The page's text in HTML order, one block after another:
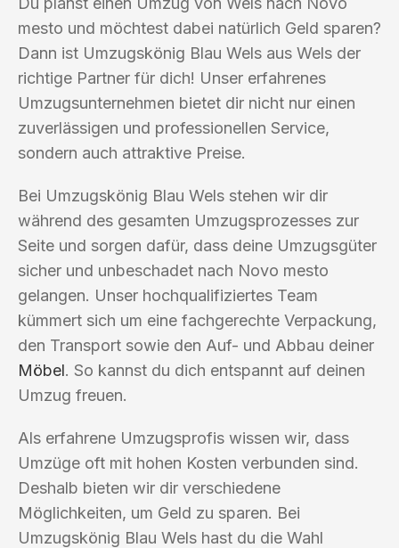
mesto und möchtest dabei natürlich Geld sparen?
Dann ist Umzugskönig Blau Wels aus Wels der
richtige Partner für dich! Unser erfahrenes
Umzugsunternehmen bietet dir nicht nur einen
zuverlässigen und professionellen Service,
sondern auch attraktive Preise.
Bei Umzugskönig Blau Wels stehen wir dir
während des gesamten Umzugsprozesses zur
Seite und sorgen dafür, dass deine Umzugsgüter
sicher und unbeschadet nach Novo mesto
gelangen. Unser hochqualifiziertes Team
kümmert sich um eine fachgerechte Verpackung,
den Transport sowie den Auf- und Abbau deiner
Möbel. So kannst du dich entspannt auf deinen
Umzug freuen.
Als erfahrene Umzugsprofis wissen wir, dass
Umzüge oft mit hohen Kosten verbunden sind.
Deshalb bieten wir dir verschiedene
Möglichkeiten, um Geld zu sparen. Bei
Umzugskönig Blau Wels hast du die Wahl